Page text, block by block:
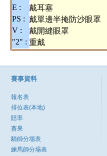
E :
戴耳塞
PS : 戴單邊半掩防沙眼罩
V :
戴開縫眼罩
"2" : 重戴
賽事資料
報名表
排位表(本地)
賠率
賽果
騎師分場表
練馬師分場表